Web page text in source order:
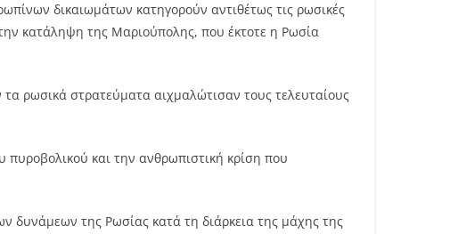
δικαιωμάτων κατηγορούν αντιθέτως τις ρωσικές
κατάληψη της Μαριούπολης, που έκτοτε η Ρωσία
ρωσικά στρατεύματα αιχμαλώτισαν τους τελευταίους
πυροβολικού και την ανθρωπιστική κρίση που
δυνάμεων της Ρωσίας κατά τη διάρκεια της μάχης της